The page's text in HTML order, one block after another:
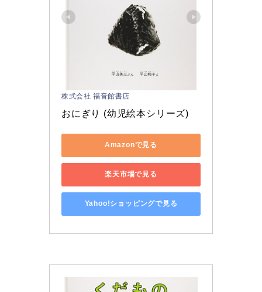
株式会社 福音館書店
おにぎり (幼児絵本シリーズ)
Amazonで見る
楽天市場で見る
Yahoo!ショッピングで見る